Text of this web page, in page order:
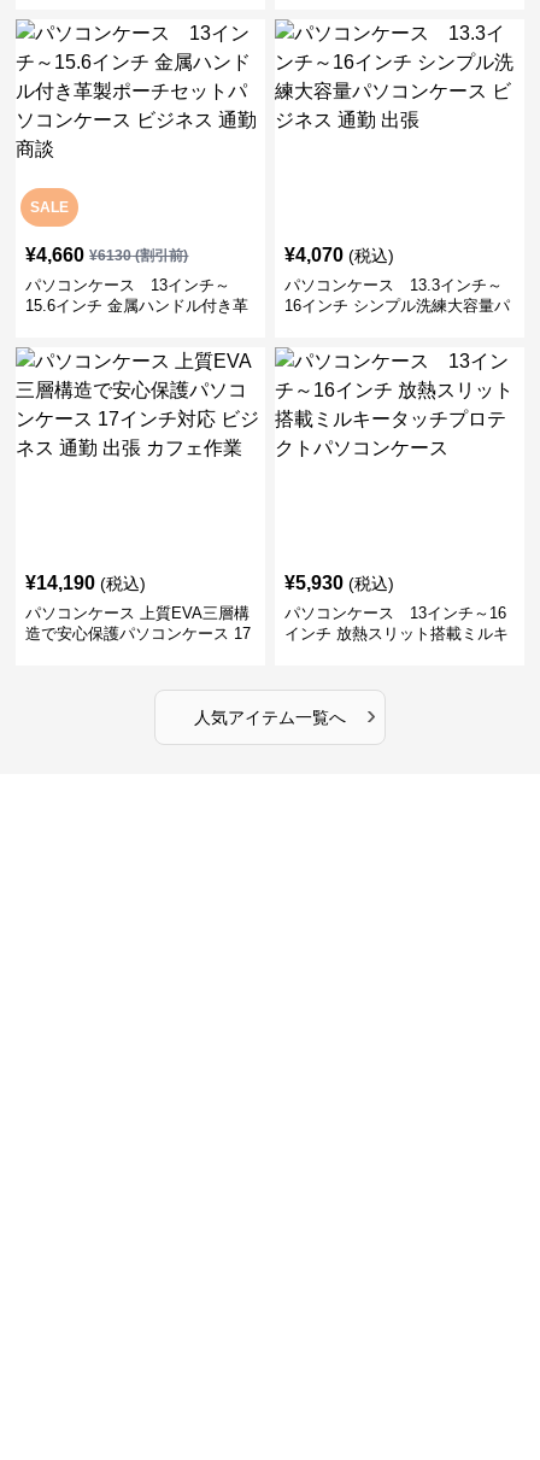
宅ワーク
SALE
¥4,660 ¥6130(割引前)
パソコンケース 13インチ～
15.6インチ 金属ハンドル付き革
ビジネス 通勤 商談
¥4,070 (税込)
パソコンケース 13.3インチ～
16インチ シンプル洗練大容量パ
張
¥14,190 (税込)
パソコンケース 上質EVA三層構
造で安心保護パソコンケース 17
¥5,930 (税込)
パソコンケース 13インチ～16
インチ 放熱スリット搭載ミルキ
人気アイテム一覧へ ›